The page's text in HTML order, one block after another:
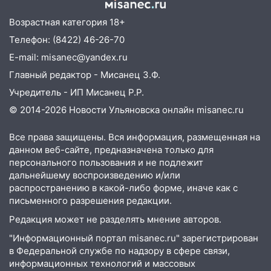
после ливня город снова уходит под
воду
12:12 Прокуратура взяла на контроль
ДТП с шестилетним ребёнком на улице
Федерации
12:01 Пьяная женщина сбила
шестилетнего ребёнка на улице
11:16 В Ульяновске ищут 37-летнего
мужчину, пропавшего ещё 19 июля
10:30 От мотофристайла до прогулки с
хаски: куда сходить в Ульяновской
области 8–9 августа
10:11
Директора ульяновской
«Нефтяной топливной компании» будут
судить за неуплату 48,4 млн рублей
налогов
Возрастная категория 18+
Телефон: (8422) 46-26-70
E-mail: misanec@yandex.ru
Главный редактор - Мисанец З.Ф.
Учредитель - ИП Мисанец Р.Р.
© 2014-2026 Новости Ульяновска онлайн misanec.ru
Все права защищены. Вся информация, размещенная на
данном веб-сайте, предназначена только для
персонального пользования и не подлежит
дальнейшему воспроизведению и/или
распространению в какой-либо форме, иначе как с
письменного разрешения редакции.
Редакция может не разделять мнение авторов.
"Информационный портал misanec.ru" зарегистрирован
в Федеральной службе по надзору в сфере связи,
информационных технологий и массовых